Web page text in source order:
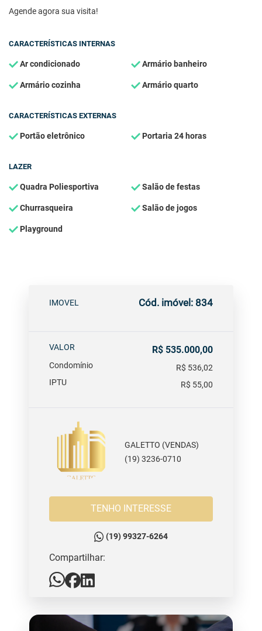
Agende agora sua visita!
CARACTERÍSTICAS INTERNAS
Ar condicionado Armário banheiro
Armário cozinha Armário quarto
CARACTERÍSTICAS EXTERNAS
Portão eletrônico Portaria 24 horas
LAZER
Quadra Poliesportiva Salão de festas
Churrasqueira Salão de jogos
Playground
IMOVEL Cód. imóvel: 834
VALOR R$ 535.000,00
Condomínio
R$ 536,02
IPTU
R$ 55,00
GALETTO (VENDAS)
(19) 3236-0710
TENHO INTERESSE
(19) 99327-6264
Compartilhar: